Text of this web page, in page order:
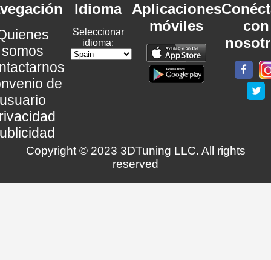
somos
de
Idioma
Seleccionar
idioma:
Aplicaciones
móviles
con
Copyright © 2023 3DTuning LLC. All rights
reserved